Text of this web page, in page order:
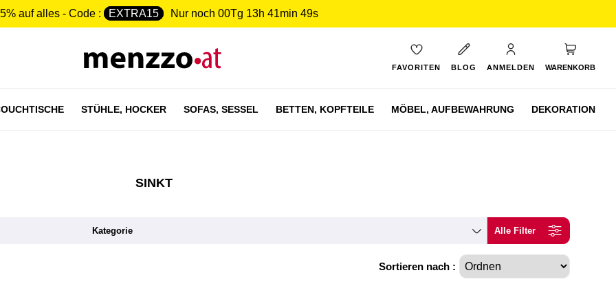
auf alles - Code : EXTRA15 Nur noch 00Tg 13h 41min 49s
FAVORITEN BLOG ANMELDEN WARENKORB
STÜHLE, HOCKER SOFAS, SESSEL BETTEN, KOPFTEILE MÖBEL, AUFBEWAHRUNG DEKORATION
SINKT
Kategorie Alle Filter
Sortieren nach :